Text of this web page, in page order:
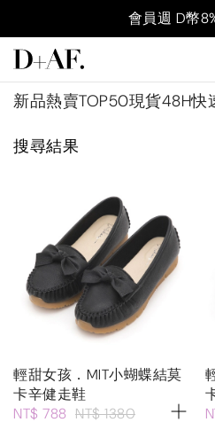
會員週 D幣
新品熱賣TOP50現貨48H快
搜尋結果
輕甜女孩．MIT小蝴蝶結莫
卡辛健走鞋
NT$ 788 NT$ 1380